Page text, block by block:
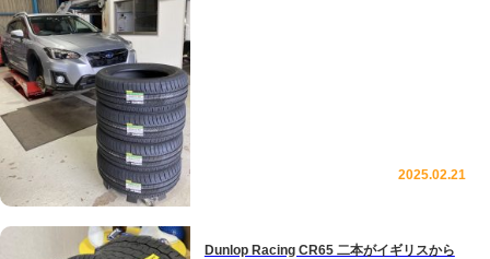
2025.02.21
Dunlop Racing CR65 二本がイギリスから